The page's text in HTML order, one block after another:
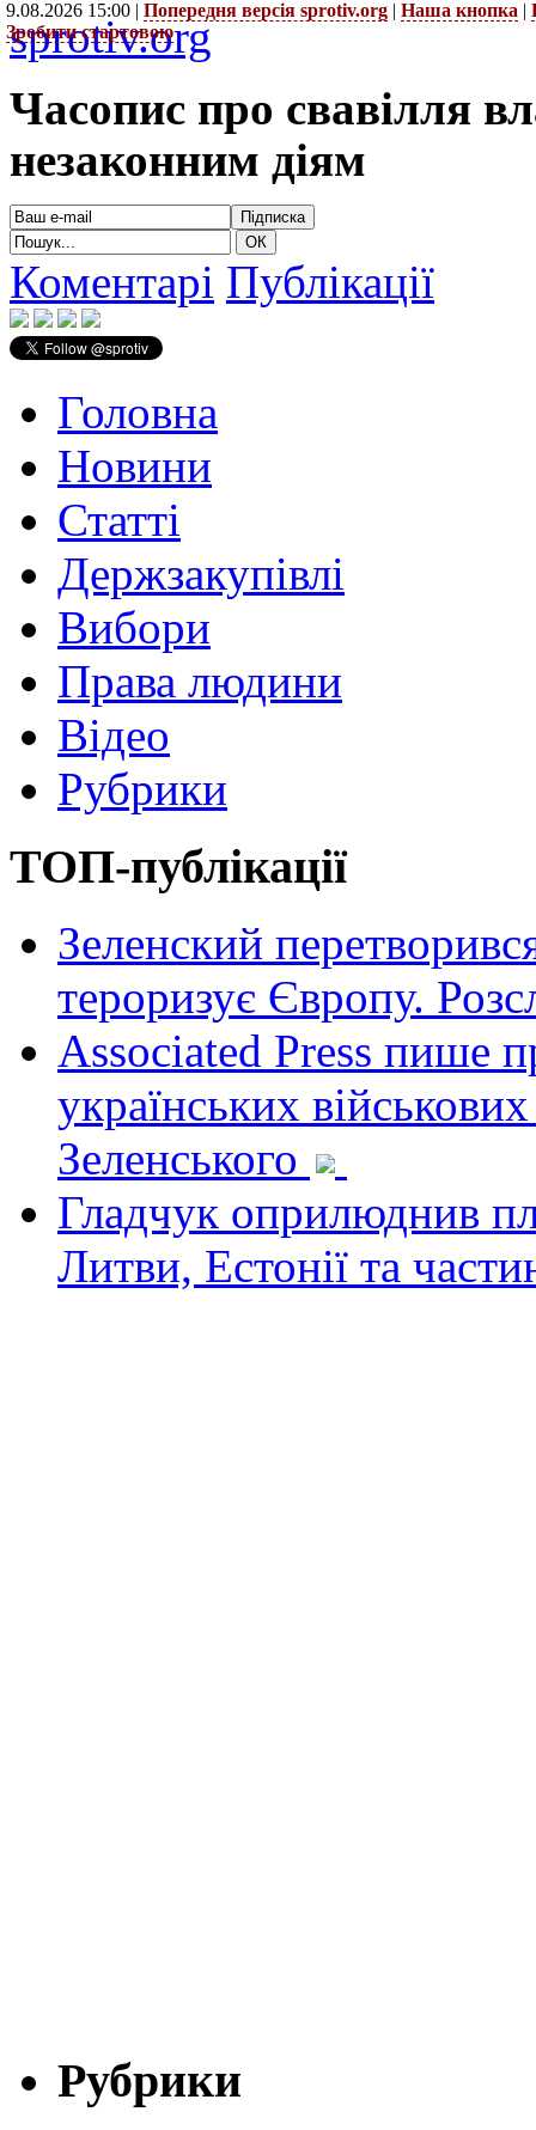
9.08.2026 15:00 | Попередня версія sprotiv.org | Наша кнопка |
Зробити стартовою
sprotiv.org
Часопис про свавілля
незаконним діям
Коментарі Публікації
Головна
Новини
Статті
Держзакупівлі
Вибори
Права людини
Відео
Рубрики
ТОП-публікації
Зеленский
тероризує Європу.
Associated Press пише
українських
Зеленського
Гладчук оприлюднив
Литви, Естонії та
Рубрики